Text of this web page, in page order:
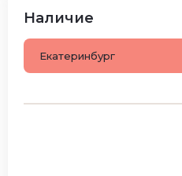
Наличие
Екатеринбург